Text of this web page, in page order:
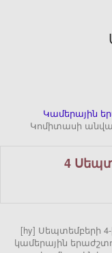
Կամերային
Կոմիտասի
4
[hy] Սեպտեմբերի
կամերային